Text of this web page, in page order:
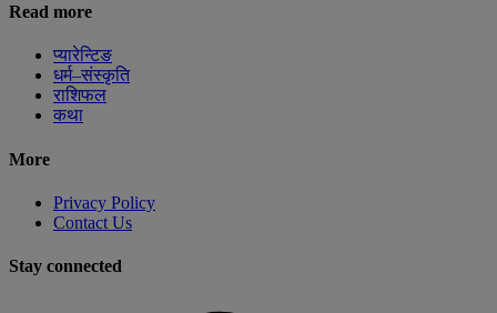
Read more
प्यारेन्टिङ
धर्म–संस्कृति
राशिफल
कथा
More
Privacy Policy
Contact Us
Stay connected